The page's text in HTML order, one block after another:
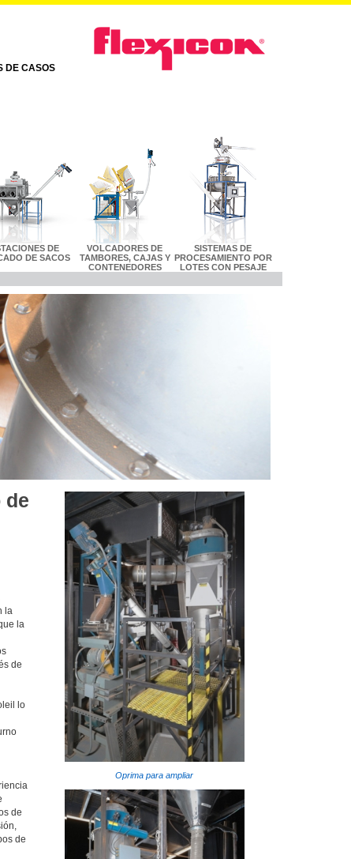
DE CASOS
DE
DE SACOS
VOLCADORES DE
TAMBORES, CAJAS Y
CONTENEDORES
SISTEMAS DE
PROCESAMIENTO POR
LOTES CON PESAJE
de
la
la
de
lo
de
de
Oprima para ampliar